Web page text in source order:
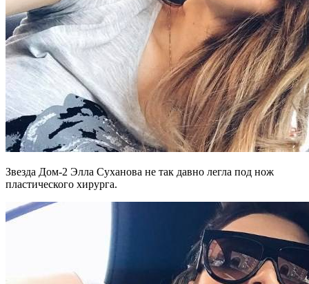
Звезда Дом-2 Элла Суханова не так давно легла под нож
пластического хирурга.